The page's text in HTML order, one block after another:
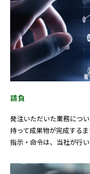
請負
発注いただいた業務につ
持って成果物が完成する
指示・命令は、当社が行い